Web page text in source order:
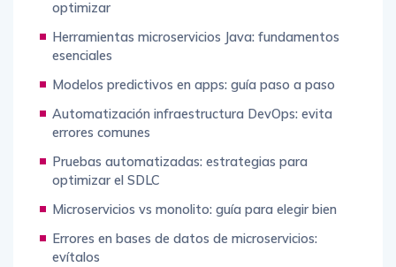
optimizar
Herramientas microservicios Java: fundamentos
esenciales
Modelos predictivos en apps: guía paso a paso
Automatización infraestructura DevOps: evita
errores comunes
Pruebas automatizadas: estrategias para
optimizar el SDLC
Microservicios vs monolito: guía para elegir bien
Errores en bases de datos de microservicios:
evítalos